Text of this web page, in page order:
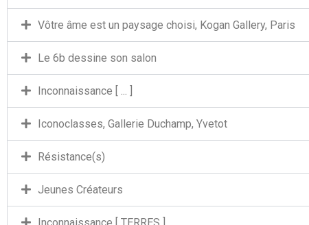
Vôtre âme est un paysage choisi, Kogan Gallery, Paris
Le 6b dessine son salon
Inconnaissance [ ... ]
Iconoclasses, Gallerie Duchamp, Yvetot
Résistance(s)
Jeunes Créateurs